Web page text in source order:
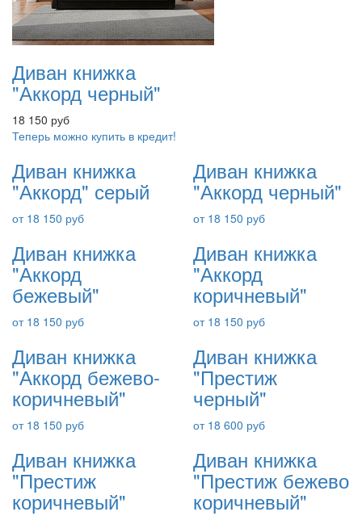
Диван книжка
"Аккорд черный"
18 150 руб
Теперь можно купить в кредит!
Диван книжка
"Аккорд" серый
от 18 150 руб
Диван книжка
"Аккорд черный"
от 18 150 руб
Диван книжка
"Аккорд
бежевый"
от 18 150 руб
Диван книжка
"Аккорд
коричневый"
от 18 150 руб
Диван книжка
"Аккорд бежево-
коричневый"
от 18 150 руб
Диван книжка
"Престиж
черный"
от 18 600 руб
Диван книжка
"Престиж
коричневый"
Диван книжка
"Престиж бежево
коричневый"